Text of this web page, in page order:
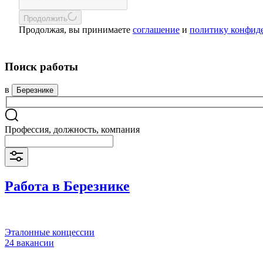
Продолжить
Продолжая, вы принимаете соглашение и политику
Поиск работы
в Березнике
Профессия, должность, компания
Работа в Березнике
Эталонные концессии
24 вакансии